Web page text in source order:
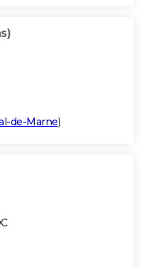
de-Marne)